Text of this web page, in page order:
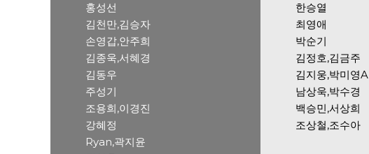
홍성선
김천만,김승자
손영갑,안주희
김종욱,서혜경
김동우
주성기
조용희,이경진
강혜정
Ryan,곽지윤
한승열
최영애
박순기
김정호,김금주
김지웅,박미영A
남상욱,박수경
백승민,서상희
조상철,조수아